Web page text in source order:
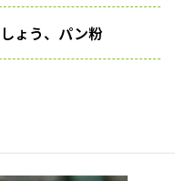
ょう、パン粉